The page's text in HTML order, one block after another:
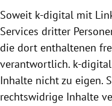
Soweit k-digital mit
Services dritter
die dort enthaltenen
verantwortlich. k-
Inhalte nicht zu eigen.
rechtswidrige Inhalte